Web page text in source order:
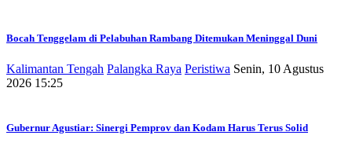
Bocah Tenggelam di Pelabuhan Rambang Ditemukan Meninggal Duni
Kalimantan Tengah Palangka Raya Peristiwa Senin, 10 Agustus
2026 15:25
Gubernur Agustiar: Sinergi Pemprov dan Kodam Harus Terus Solid